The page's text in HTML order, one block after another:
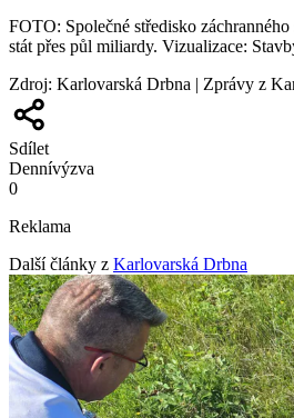
FOTO: Společné středisko
stát přes půl miliardy. Vizualizace:
Zdroj: Karlovarská Drbna | Zprávy z
Sdílet
Dennívýzva
0
Reklama
Další články z Karlovarská Drbna